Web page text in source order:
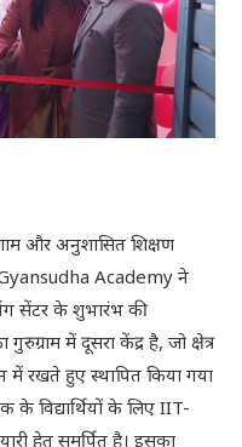
और अनुशासित शिक्षण
Gyansudha Academy ने
सेंटर के शुभारंभ की
में दूसरा केंद्र है, जो क्षेत्र
रखते हुए स्थापित किया गया
के विद्यार्थियों के लिए IIT-
हेतु समर्पित है। इसका